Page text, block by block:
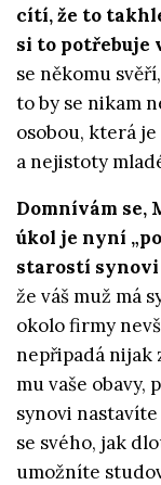
cítí, že to
si to potřebuje
se někomu
to by se nikam
osobou, která je
a nejistoty
Domnívám se,
úkol je nyní
starostí synovi
že váš muž má
okolo firmy
nepřipadá nijak
mu vaše obavy,
synovi
se svého, jak
umožníte